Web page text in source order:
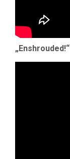
„Enshrouded!“